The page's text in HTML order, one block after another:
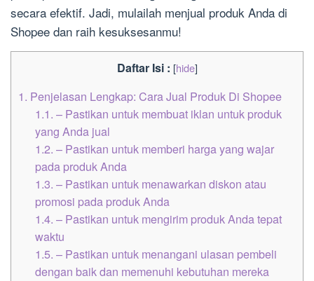
secara efektif. Jadi, mulailah menjual produk Anda di
Shopee dan raih kesuksesanmu!
Daftar Isi : [hide]
1. Penjelasan Lengkap: Cara Jual Produk Di Shopee
1.1. – Pastikan untuk membuat iklan untuk produk
yang Anda jual
1.2. – Pastikan untuk memberi harga yang wajar
pada produk Anda
1.3. – Pastikan untuk menawarkan diskon atau
promosi pada produk Anda
1.4. – Pastikan untuk mengirim produk Anda tepat
waktu
1.5. – Pastikan untuk menangani ulasan pembeli
dengan baik dan memenuhi kebutuhan mereka